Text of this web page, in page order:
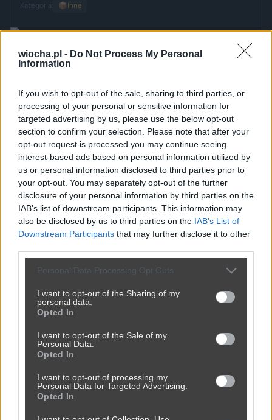
wiocha.pl - Do Not Process My Personal
Information
If you wish to opt-out of the sale, sharing to third parties, or
processing of your personal or sensitive information for
targeted advertising by us, please use the below opt-out
section to confirm your selection. Please note that after your
opt-out request is processed you may continue seeing
interest-based ads based on personal information utilized by
us or personal information disclosed to third parties prior to
your opt-out. You may separately opt-out of the further
disclosure of your personal information by third parties on the
IAB’s list of downstream participants. This information may
also be disclosed by us to third parties on the IAB’s List of
Downstream Participants that may further disclose it to other
Personal Data Processing Opt Outs
I want to opt-out of the Sharing of my
personal data.
Opted In
I want to opt-out of the Sale of my
Personal Data.
Opted In
I want to opt-out of processing my
Personal Data for Targeted Advertising.
Opted In
Kategoria: 📦 Inne
0 Udostępnij
A to wszystko przez złych białych
przez[Usunięty użytkownik]— 10 miesięcy temu
Kategoria: 📦Inne